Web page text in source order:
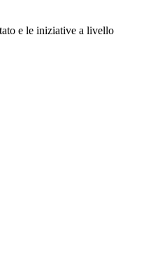
e le iniziative a livello